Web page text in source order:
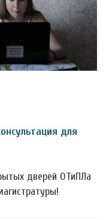
для
дверей ОТиПЛа